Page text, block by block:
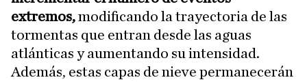
extremos,modificando la trayectoria de las
tormentas que entran desde las aguas
atlánticas y aumentando su intensidad.
Además, estas capas de nieve permanecerán